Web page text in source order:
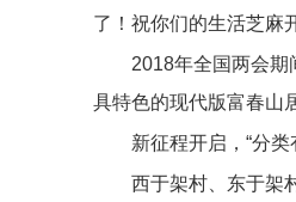
了！祝你们的生活芝麻
2018年全国两会期
具特色的现代版富春山居
新征程开启，“分
西于架村、东于架